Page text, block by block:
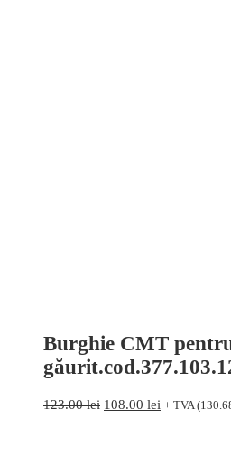
Burghie CMT
123.00lei Prețul
108.00 lei Prețul
+ TVA (